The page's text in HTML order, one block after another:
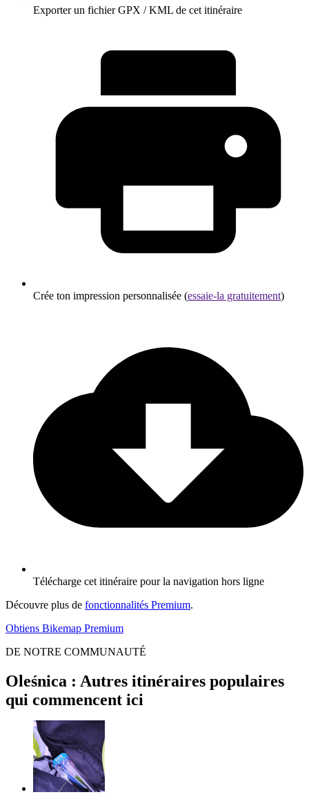
Exporter un fichier GPX / KML de cet itinéraire
Crée ton impression personnalisée (essaie-la gratuitement)
Télécharge cet itinéraire pour la navigation hors ligne
Découvre plus de fonctionnalités Premium.
Obtiens Bikemap Premium
DE NOTRE COMMUNAUTÉ
Oleśnica : Autres itinéraires populaires
qui commencent ici